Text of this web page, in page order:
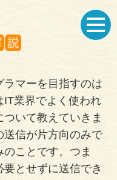
ラマーを目指すのは
業界でよく使われ
いて教えていきま
信が片方向のみで
ことです。つま
とせずに送信でき